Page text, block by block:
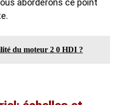
aborderons ce point
du moteur 2 0 HDI ?